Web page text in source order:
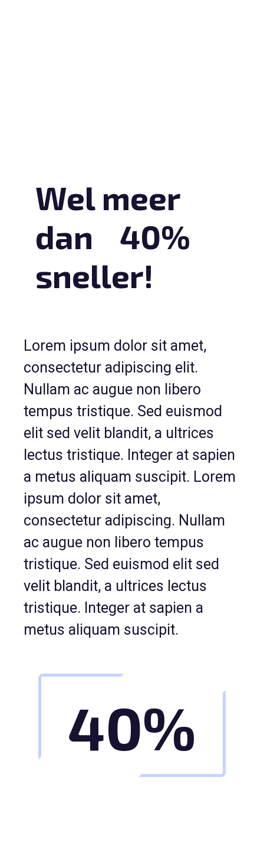
Wel meer
dan 40%
sneller!
Lorem ipsum dolor sit amet,
consectetur adipiscing elit.
Nullam ac augue non libero
tempus tristique. Sed euismod
elit sed velit blandit, a ultrices
lectus tristique. Integer at sapien
a metus aliquam suscipit. Lorem
ipsum dolor sit amet,
consectetur adipiscing. Nullam
ac augue non libero tempus
tristique. Sed euismod elit sed
velit blandit, a ultrices lectus
tristique. Integer at sapien a
metus aliquam suscipit.
40%